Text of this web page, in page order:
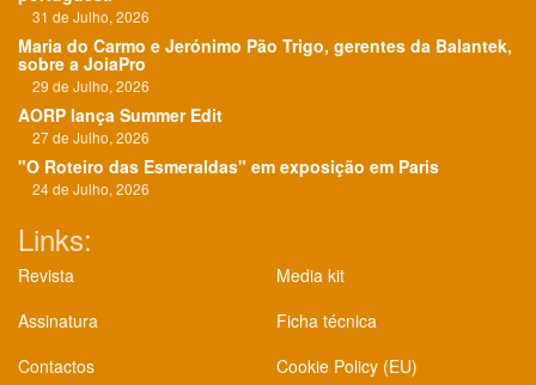
31 de Julho, 2026
Maria do Carmo e Jerónimo Pão Trigo, gerentes da Balantek,
sobre a JoiaPro
29 de Julho, 2026
AORP lança Summer Edit
27 de Julho, 2026
"O Roteiro das Esmeraldas" em exposição em Paris
24 de Julho, 2026
Links:
Revista
Assinatura
Contactos
Media kit
Ficha técnica
Cookie Policy (EU)